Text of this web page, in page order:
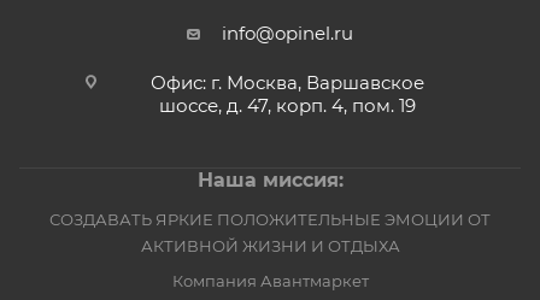
info@opinel.ru
Офис: г. Москва, Варшавское
шоссе, д. 47, корп. 4, пом. 19
Наша миссия:
СОЗДАВАТЬ ЯРКИЕ ПОЛОЖИТЕЛЬНЫЕ ЭМОЦИИ ОТ
АКТИВНОЙ ЖИЗНИ И ОТДЫХА
Компания Авантмаркет